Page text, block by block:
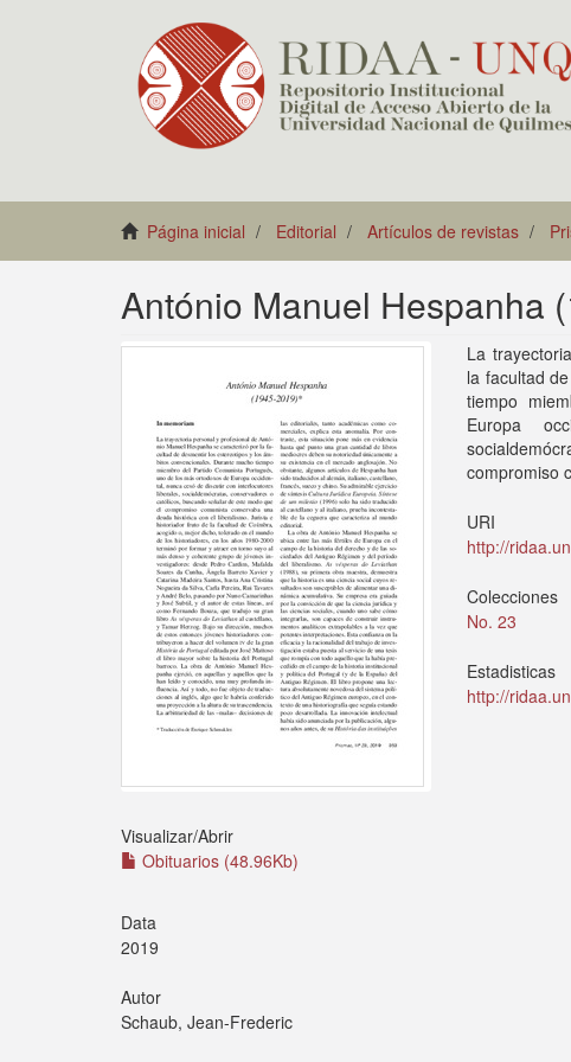
Página inicial Editorial Artículos de revistas
António Manuel Hespanha
Visualizar/Abrir
Obituarios (48.96Kb)
Data
2019
Autor
Schaub, Jean-Frederic
La
la facultad
tiempo
Europa
compromiso
URI
http://
Colecciones
No. 23
Estadisticas
http://